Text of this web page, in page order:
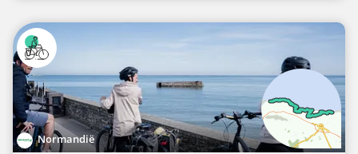
Normandië